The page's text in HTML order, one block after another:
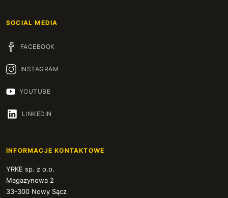
SOCIAL MEDIA
FACEBOOK
INSTAGRAM
YOUTUBE
LINKEDIN
INFORMACJE KONTAKTOWE
YRKE sp. z o.o.
Magazynowa 2
33-300 Nowy Sącz